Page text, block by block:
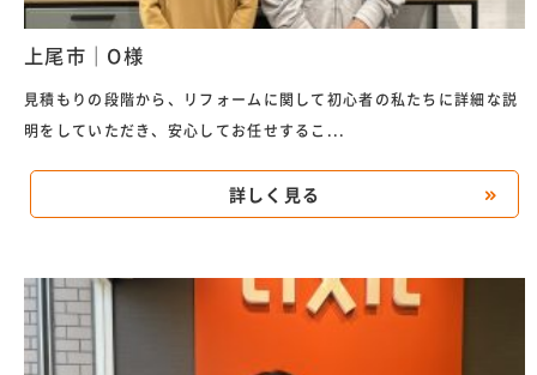
上尾市｜O様
見積もりの段階から、リフォームに関して初心者の私たちに詳細な説
明をしていただき、安心してお任せするこ...
詳しく見る